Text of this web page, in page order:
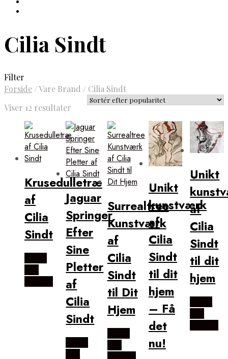
Cilia Sindt
Filter
Forside /Vare Brand / Cilia Sindt
Viser 12 resultater Sorteret
popularitet
Krusedulletræ
af
Cilia
Sindt
Jaguar
Springer
Efter
Sine
Pletter
af
Cilia
Sindt
Surrealtree
Kunstværk
af
Cilia
Sindt
til Dit
Hjem
Unikt
kunstværk
af
Cilia
Sindt
til dit
hjem
– Få
det
nu!
Unikt
af
Cilia
Sindt
til dit
hjem